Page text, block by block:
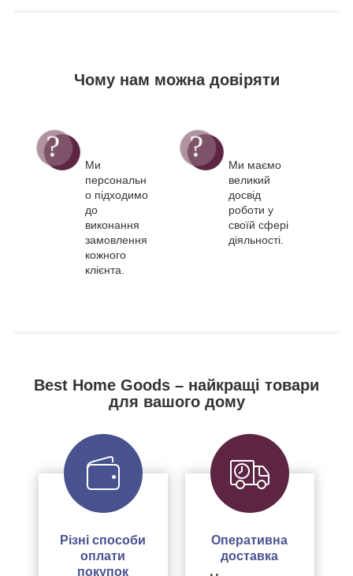
Чому нам можна довіряти
Ми
персональн
о підходимо
до
виконання
замовлення
кожного
клієнта.
Ми маємо
великий
досвід
роботи у
своїй сфері
діяльності.
Best Home Goods – найкращі товари
для вашого дому
Різні способи
оплати
покупок
Оперативна
доставка